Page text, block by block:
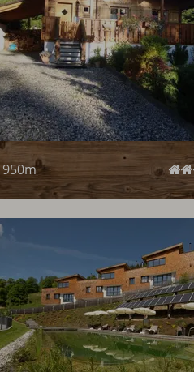
950m